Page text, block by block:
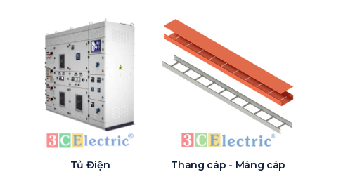
Tủ Điện Thang cáp - Máng cáp